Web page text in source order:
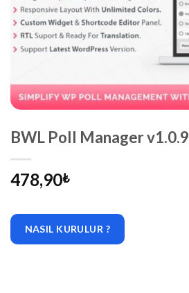
BWL Poll Manager v1.0.9
478,90₺
NASIL KURULUR ?